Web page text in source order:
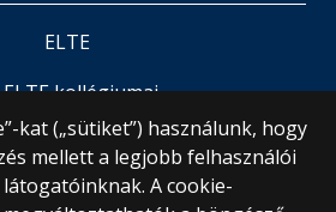
kat („sütiket”) használunk, hogy
mellett a legjobb felhasználói
A cookie-
ELTE
ELTE kollégiumai
Loránd Tudományegyetem
jog fenntartva.